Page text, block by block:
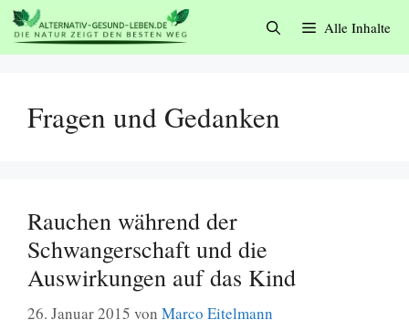
Zum
Inhalt
springen
Alle Inhalte
Fragen und Gedanken
Rauchen während der
Schwangerschaft und die
Auswirkungen auf das Kind
26. Januar 2015 von Marco Eitelmann